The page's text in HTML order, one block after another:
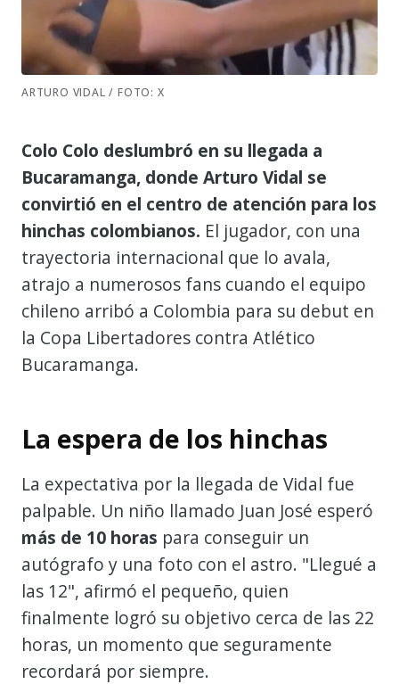
ARTURO VIDAL / FOTO: X
Colo Colo deslumbró en su llegada a
Bucaramanga, donde Arturo Vidal se
convirtió en el centro de atención para los
hinchas colombianos. El jugador, con una
trayectoria internacional que lo avala,
atrajo a numerosos fans cuando el equipo
chileno arribó a Colombia para su debut en
la Copa Libertadores contra Atlético
Bucaramanga.
La espera de los hinchas
La expectativa por la llegada de Vidal fue
palpable. Un niño llamado Juan José esperó
más de 10 horas para conseguir un
autógrafo y una foto con el astro. "Llegué a
las 12", afirmó el pequeño, quien
finalmente logró su objetivo cerca de las 22
horas, un momento que seguramente
recordará por siempre.